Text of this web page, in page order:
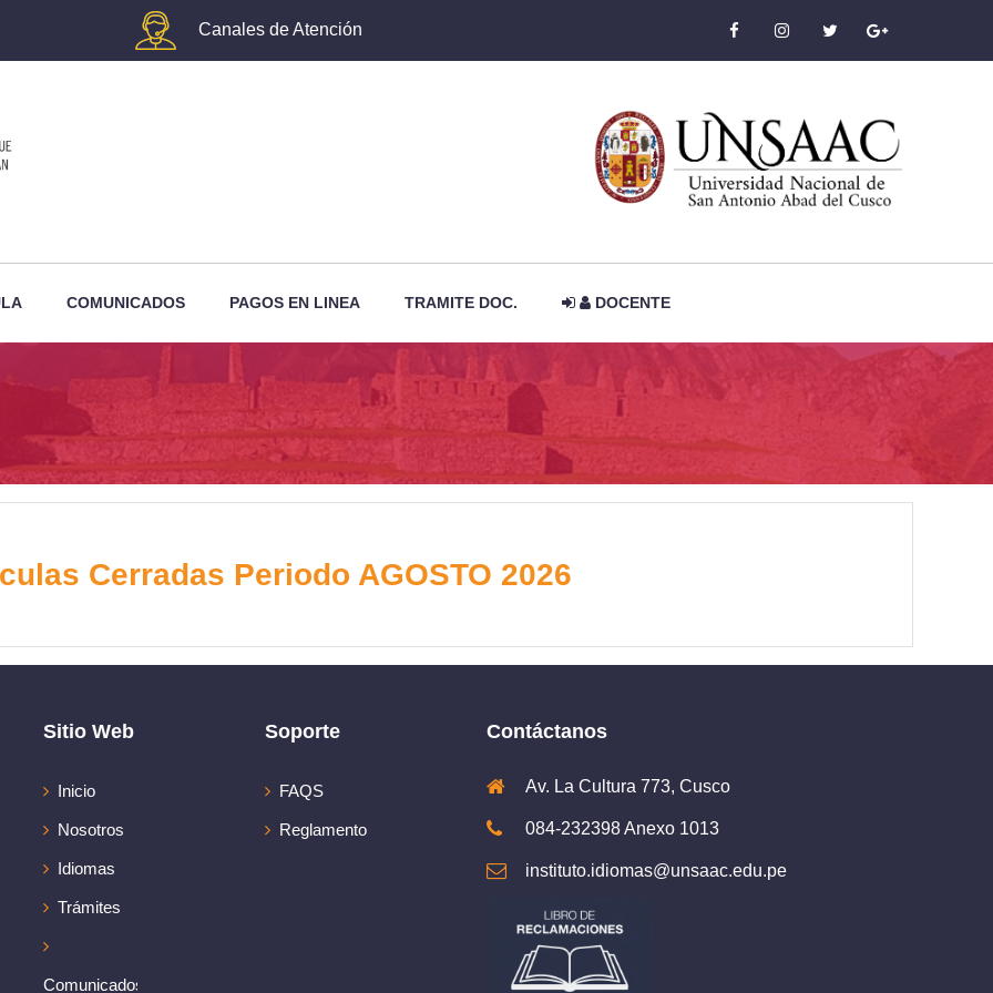
Canales de Atención
COMUNICADOS PAGOS EN LINEA TRAMITE DOC. DOCENTE
Cerradas Periodo AGOSTO 2026
Sitio Web
Inicio
Nosotros
Idiomas
Trámites
Comunicados
Soporte
FAQS
Reglamento
Contáctanos
Av. La Cultura 773, Cusco
084-232398 Anexo 1013
instituto.idiomas@unsaac.edu.pe